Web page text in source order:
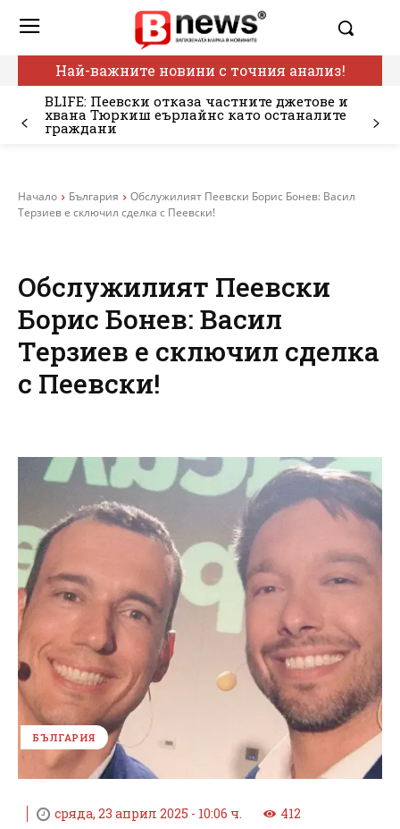
Най-важните новини с точния анализ!
BLIFE: Пеевски отказа частните джетове и
хвана Тюркиш еърлайнс като останалите
граждани
Начало България
Обслужилият Пеевски Борис Бонев: Васил
Терзиев е сключил сделка с Пеевски!
Обслужилият Пеевски
Борис Бонев: Васил
Терзиев е сключил сделка
с Пеевски!
БЪЛГАРИЯ
сряда, 23 април 2025 - 10:06 ч. 412